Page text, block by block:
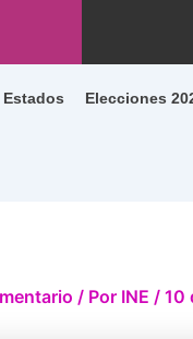
Estados Elecciones
/ Por INE / 10